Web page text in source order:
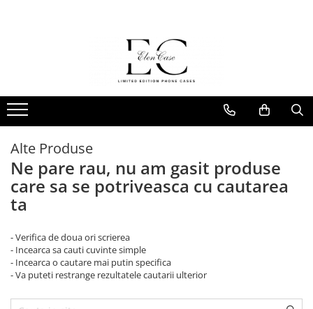
Husa si Plate MagChange
SUNRISE AFFAIR COLLECTION
Husa MagChange
COLECTII DE HUSE ELENCASE
Anything, Anytime
Colors
Glam
Liquify
Polygon
Wood
Alessia Nastase x ElenCase
ELEN X MIRU
FOLIE PROTECȚIE TELEFON
FOLIE PROTECȚIE SMARTWATCH
Alte Produse
Ne pare rau, nu am gasit produse
care sa se potriveasca cu cautarea
ta
- Verifica de doua ori scrierea
- Incearca sa cauti cuvinte simple
- Incearca o cautare mai putin specifica
- Va puteti restrange rezultatele cautarii ulterior